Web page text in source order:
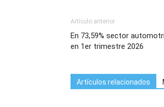
Artículo anterior
En 73,59% sector
en 1er trimestre 2026
Artículos relacionados